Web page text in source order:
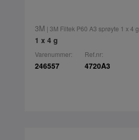
3M | 3M Filtek P60 A3 sprøyte 1 x 4 g
1 x 4 g
Varenummer:
246557
Ref.nr:
4720A3